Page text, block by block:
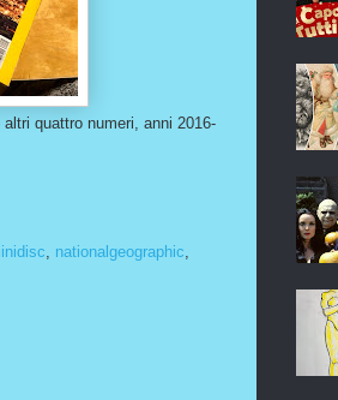
quattro numeri, anni 2016-
, nationalgeographic,